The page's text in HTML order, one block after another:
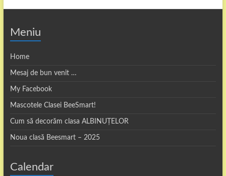
Meniu
Home
Mesaj de bun venit …
My Facebook
Mascotele Clasei BeeSmart!
Cum să decorăm clasa ALBINUȚELOR
Noua clasă Beesmart – 2025
Calendar